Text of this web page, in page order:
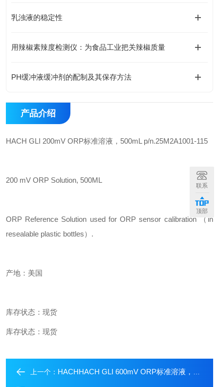
乳浊液的稳定性
用辣椒素辣度检测仪：为食品工业把关辣椒质量
PH缓冲液缓冲剂的配制及其保存方法
产品介绍
HACH GLI 200mV ORP标准溶液，500mL p/n.25M2A1001-115
200 mV ORP Solution, 500ML
ORP Reference Solution used for ORP sensor calibration （in
resealable plastic bottles）.
产地：美国
库存状态：现货
库存状态：现货
上一个： HACHHACH GLI 600mV ORP标准溶液，500mL
联系
顶部